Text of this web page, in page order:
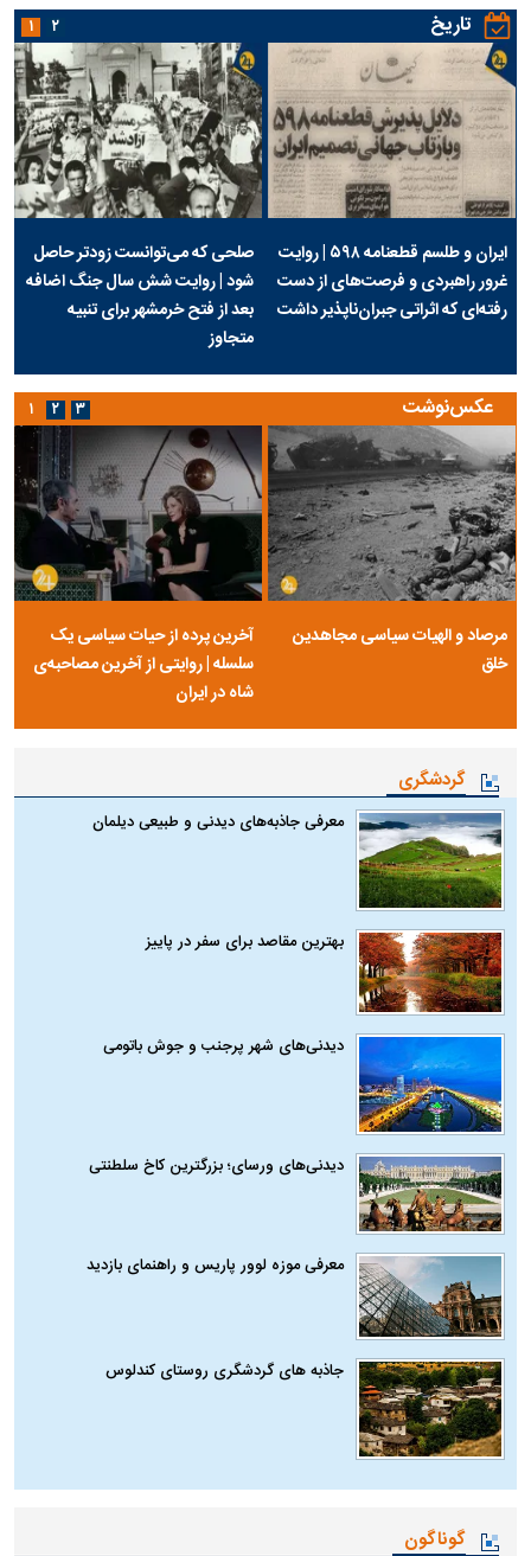
تاریخ
ایران و طلسم قطعنامه ۵۹۸ | روایت
غرور راهبردی و فرصت‌های از دست
رفته‌ای که اثراتی جبران‌ناپذیر داشت
صلحی که می‌توانست زودتر حاصل
شود | روایت شش سال جنگ اضافه
بعد از فتح خرمشهر برای تنبیه
متجاوز
۱ ۲
عکس‌نوشت
مرصاد و الهیات سیاسی مجاهدین
خلق
آخرین پرده از حیات سیاسی یک
سلسله | روایتی از آخرین مصاحبه‌ی
شاه در ایران
۱ ۲ ۳
گردشگری
معرفی جاذبه‌های دیدنی و طبیعی دیلمان
بهترین مقاصد برای سفر در پاییز
دیدنی‌های شهر پرجنب و جوش باتومی
دیدنی‌های ورسای؛ بزرگترین کاخ سلطنتی
معرفی موزه لوور پاریس و راهنمای بازدید
جاذبه های گردشگری روستای کندلوس
گوناگون